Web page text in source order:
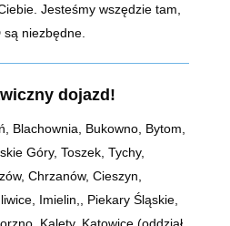
Jesteśmy wszędzie tam,
są niezbędne.
dojazd!
Blachownia, Bukowno, Bytom,
Góry, Toszek, Tychy,
Chrzanów, Cieszyn,
Imielin,, Piekary Śląskie,
Kalety, Katowice (oddział